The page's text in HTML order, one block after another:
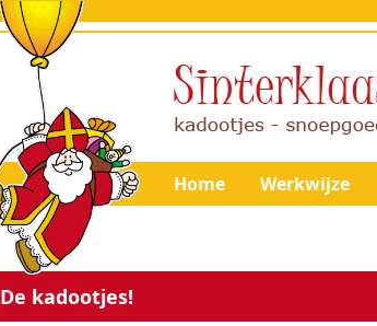
Home Werkwijze
De kadootjes!